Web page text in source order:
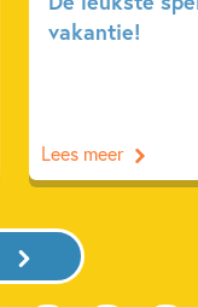
vakantie!
Lees meer